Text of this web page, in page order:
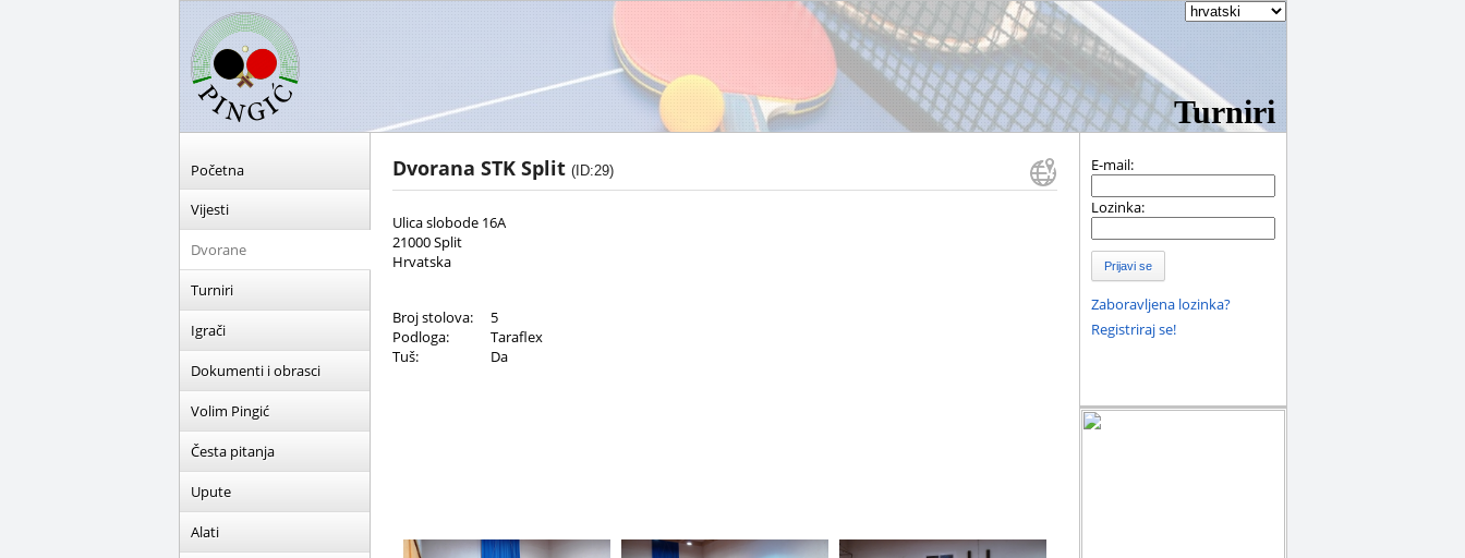
Turniri
Početna
Vijesti
Dvorane
Turniri
Igrači
Dokumenti i obrasci
Volim Pingić
Česta pitanja
Upute
Alati
Dvorana STK Split (ID:29)
Ulica slobode 16A
21000 Split
Hrvatska
Broj stolova:
5
Podloga:
Taraflex
Tuš:
Da
E-mail:
Lozinka:
Prijavi se
Zaboravljena lozinka?
Registriraj se!